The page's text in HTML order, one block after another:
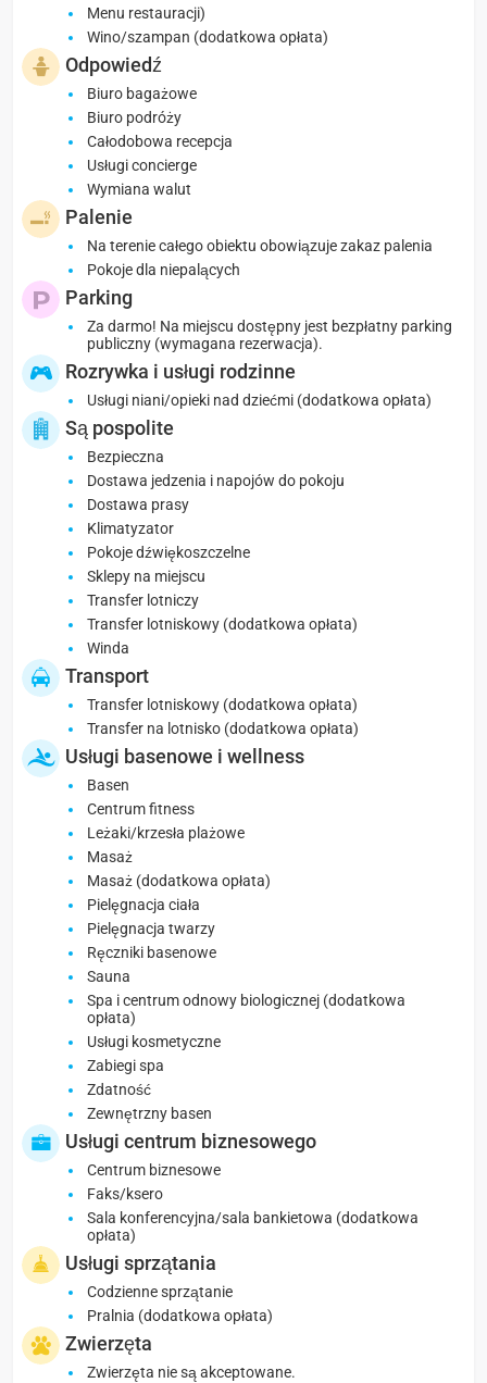
Menu restauracji)
Wino/szampan (dodatkowa opłata)
Odpowiedź
Biuro bagażowe
Biuro podróży
Całodobowa recepcja
Usługi concierge
Wymiana walut
Palenie
Na terenie całego obiektu obowiązuje zakaz palenia
Pokoje dla niepalących
Parking
Za darmo! Na miejscu dostępny jest bezpłatny parking
publiczny (wymagana rezerwacja).
Rozrywka i usługi rodzinne
Usługi niani/opieki nad dziećmi (dodatkowa opłata)
Są pospolite
Bezpieczna
Dostawa jedzenia i napojów do pokoju
Dostawa prasy
Klimatyzator
Pokoje dźwiękoszczelne
Sklepy na miejscu
Transfer lotniczy
Transfer lotniskowy (dodatkowa opłata)
Winda
Transport
Transfer lotniskowy (dodatkowa opłata)
Transfer na lotnisko (dodatkowa opłata)
Usługi basenowe i wellness
Basen
Centrum fitness
Leżaki/krzesła plażowe
Masaż
Masaż (dodatkowa opłata)
Pielęgnacja ciała
Pielęgnacja twarzy
Ręczniki basenowe
Sauna
Spa i centrum odnowy biologicznej (dodatkowa
opłata)
Usługi kosmetyczne
Zabiegi spa
Zdatność
Zewnętrzny basen
Usługi centrum biznesowego
Centrum biznesowe
Faks/ksero
Sala konferencyjna/sala bankietowa (dodatkowa
opłata)
Usługi sprzątania
Codzienne sprzątanie
Pralnia (dodatkowa opłata)
Zwierzęta
Zwierzęta nie są akceptowane.